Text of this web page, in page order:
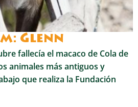
Glenn
fallecía el macaco de Cola de
animales más antiguos y
que realiza la Fundación